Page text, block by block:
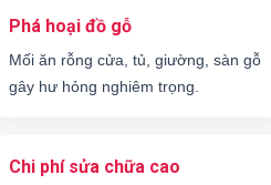
Phá hoại đồ gỗ
Mối ăn rỗng cửa, tủ, giường, sàn gỗ
gây hư hỏng nghiêm trọng.
Chi phí sửa chữa cao